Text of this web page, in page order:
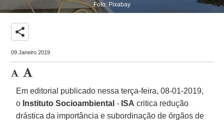
Foto: Pixabay
share
09 Janeiro 2019
Em editorial publicado nessa terça-feira, 08-01-2019,
o Instituto Socioambiental - ISA critica redução
drástica da importância e subordinação de órgãos de